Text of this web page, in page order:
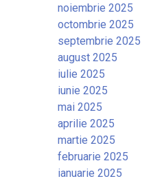
noiembrie 2025
octombrie 2025
septembrie 2025
august 2025
iulie 2025
iunie 2025
mai 2025
aprilie 2025
martie 2025
februarie 2025
ianuarie 2025